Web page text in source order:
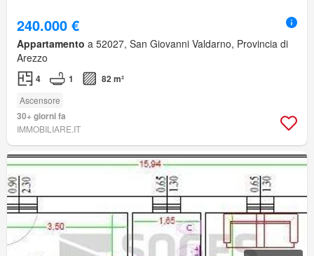
240.000 €
Appartamento a 52027, San Giovanni Valdarno, Provincia di
Arezzo
4 1 82 m²
Ascensore
30+ giorni fa
IMMOBILIARE.IT